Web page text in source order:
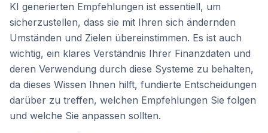
KI generierten Empfehlungen ist essentiell, um
sicherzustellen, dass sie mit Ihren sich ändernden
Umständen und Zielen übereinstimmen. Es ist auch
wichtig, ein klares Verständnis Ihrer Finanzdaten und
deren Verwendung durch diese Systeme zu behalten,
da dieses Wissen Ihnen hilft, fundierte Entscheidungen
darüber zu treffen, welchen Empfehlungen Sie folgen
und welche Sie anpassen sollten.